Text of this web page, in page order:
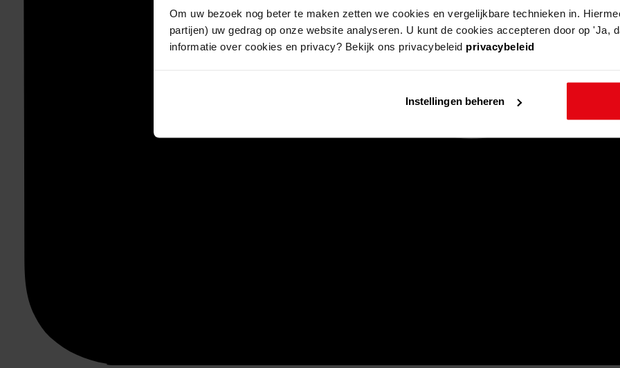
Om uw bezoek nog beter te maken zetten we cookies en vergelijkbare technieken in.
partijen) uw gedrag op onze website analyseren. U kunt de cookies accepteren door op 'Ja,
informatie over cookies en privacy? Bekijk ons privacybeleid privacybeleid
Instellingen beheren